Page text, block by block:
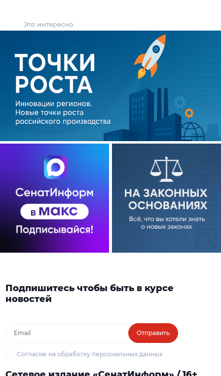
Это интересно
Подпишитесь чтобы быть в курсе
новостей
Отправить
Согласие на обработку персональных данных